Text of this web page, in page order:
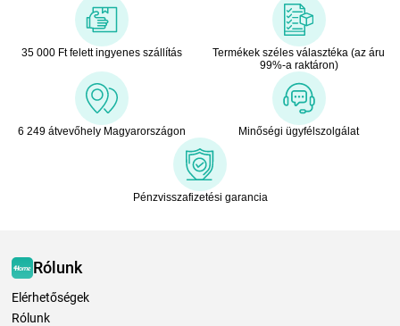
35 000 Ft felett ingyenes szállítás
Termékek széles választéka (az áru
99%-a raktáron)
6 249 átvevőhely Magyarországon Minőségi ügyfélszolgálat
Pénzvisszafizetési garancia
Rólunk
Elérhetőségek
Rólunk